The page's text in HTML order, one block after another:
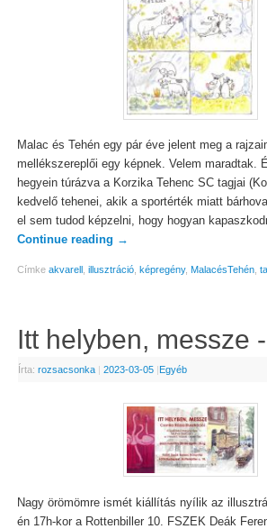
Malac és Tehén egy pár éve jelent meg a
mellékszereplői egy képnek. Velem maradtak.
hegyein túrázva a Korzika Tehenc SC tagjai
kedvelő tehenei, akik a sportérték miatt
el sem tudod képzelni, hogy hogyan
Continue reading →
Címke akvarell, illusztráció, képregény, MalacésTehén,
Itt helyben, messze
Írta: rozsacsonka | 2023-03-05 |Egyéb
Nagy örömömre ismét kiállítás nyílik az
én 17h-kor a Rottenbiller 10. FSZEK Deák